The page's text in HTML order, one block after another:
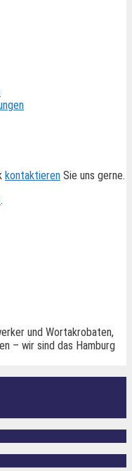
kontaktieren Sie uns gerne.
.
und Wortakrobaten,
– wir sind das Hamburg